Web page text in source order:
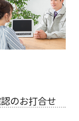
のお打合せ